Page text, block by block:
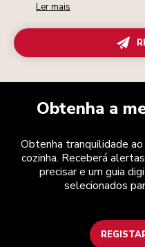
Ler mais
Obtenha a
Obtenha tranquilidade
cozinha. Receberá
precisar e um guia
selecionados